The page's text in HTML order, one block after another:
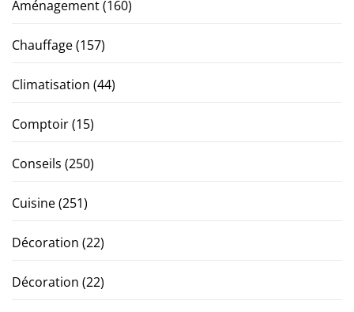
Aménagement(160)
Chauffage(157)
Climatisation (44)
Comptoir(15)
Conseils (250)
Cuisine(251)
Décoration (22)
Décoration (22)